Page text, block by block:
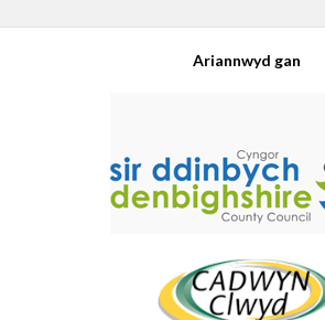
Ariannwyd gan